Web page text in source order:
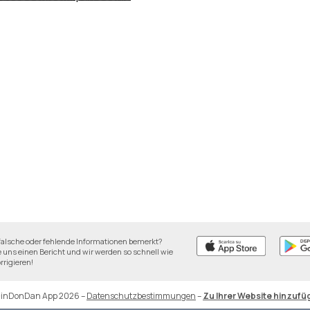
oder fehlende Informationen bemerkt?
uns einen Bericht und wir werden so schnell wie
App 2026–Datenschutzbestimmungen–Zu Ihrer Website